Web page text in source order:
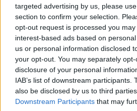
targeted advertising by us, please
section to confirm your selection.
opt-out request is processed you
interest-based ads based on
us or personal information disclosed
your opt-out. You may separately
disclosure of your personal
IAB’s list of downstream participants.
also be disclosed by us to third
Downstream Participants that may
Ti stimo · Rispondi
EbbeneSi : Secondo me è
hai detto, cosi' sei spinta a fare
calda ecc...🤭 buona idea😎
26 Aprile 2024 alle ore 15:09
·Ti stimo·Rispondi
Spanki:EbbeneSi
Farò le meringhe 😉 ☕☺️